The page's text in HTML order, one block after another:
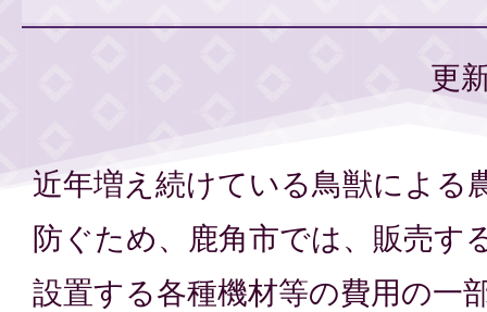
更
近年増え続けている鳥獣による
防ぐため、鹿角市では、販売す
設置する各種機材等の費用の一